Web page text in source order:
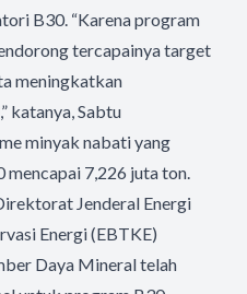
B30. “Karena program
tercapainya target
meningkatkan
katanya, Sabtu
minyak nabati yang
7,226 juta ton.
Jenderal Energi
Energi (EBTKE)
Daya Mineral telah